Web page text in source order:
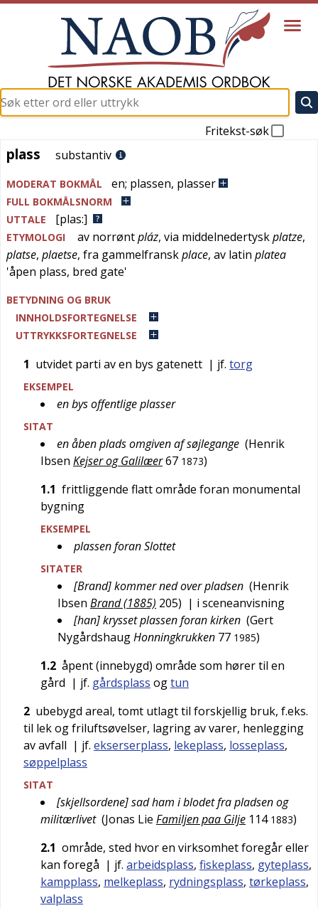
Fritekst-søk
plass
plass substantiv
MODERAT BOKMÅL en; plassen, plasser
FULL BOKMÅLSNORM
UTTALE
[plas:]
ETYMOLOGI av norrøntpláz, via middelnedertyskplatze,
platse, plaetse, fra gammelfranskplace, av latin platea
'åpen plass, bred gate'
BETYDNING OG BRUK
INNHOLDSFORTEGNELSE
UTTRYKKSFORTEGNELSE
1 utvidet parti av en bys gatenett | jf. torg
EKSEMPEL
en bys offentlige plasser
SITAT
en åben plads omgiven af søjlegange (Henrik
Ibsen Kejser og Galilæer67 1873)
1.1 frittliggende flatt område foran monumental
bygning
EKSEMPEL
plassen foran Slottet
SITATER
[Brand] kommer ned over pladsen (Henrik
Ibsen Brand (1885) 205) | i sceneanvisning
[han] krysset plassen foran kirken (Gert
NygårdshaugHonningkrukken 77 1985)
1.2 åpent (innebygd) område som hører til en
gård | jf. gårdsplass ogtun
2 ubebygd areal, tomt utlagt til forskjellig bruk, f.eks.
til lek og friluftsøvelser, lagring av varer, henlegging
av avfall | jf. ekserserplass, lekeplass, losseplass,
søppelplass
SITAT
[skjellsordene] sad ham i blodet fra pladsen og
militærlivet (Jonas Lie Familjen paa Gilje 114 1883)
2.1 område, sted hvor en virksomhet foregår eller
kan foregå | jf. arbeidsplass, fiskeplass, gyteplass,
kampplass, melkeplass, rydningsplass, tørkeplass,
valplass